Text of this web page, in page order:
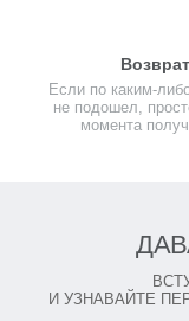
Если по каким-
не подошел,
момента
И УЗНАВАЙТЕ